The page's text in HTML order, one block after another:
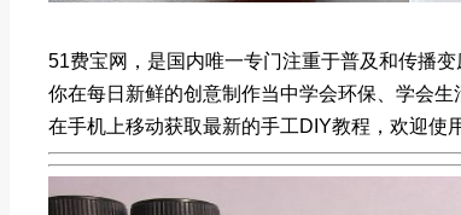
51费宝网，是国内唯一专门注重于普及和传播
你在每日新鲜的创意制作当中学会环保、学会
在手机上移动获取最新的手工DIY教程，欢迎使